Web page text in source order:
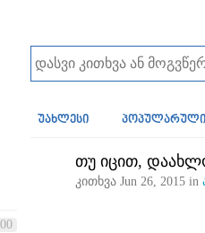
უახლესი პოპულარული
თუ იცით,
კითხვა Jun 26, 2015 in